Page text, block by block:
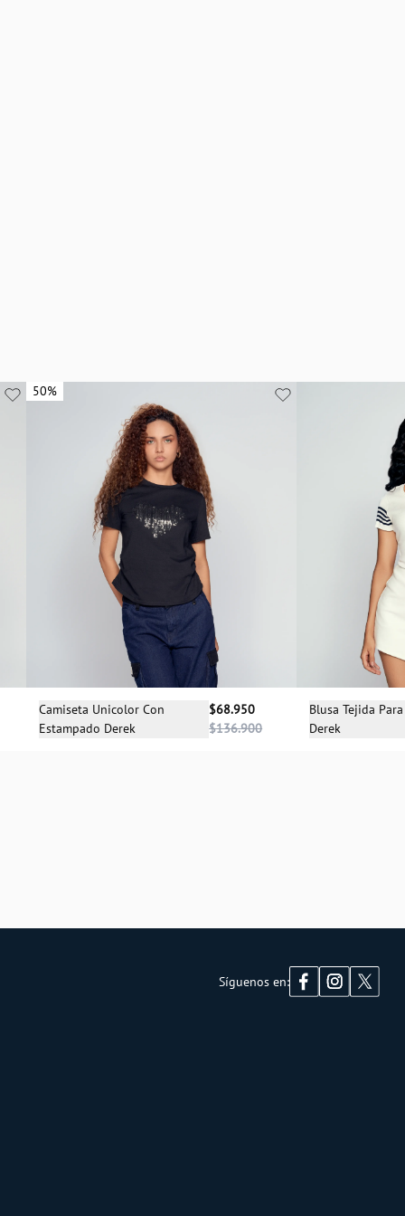
50%
50%
Selecciona una talla
Camiseta Unicolor Con
Estampado Derek
$68.950
$136.900
Blusa Tejida
Derek
Síguenos en: